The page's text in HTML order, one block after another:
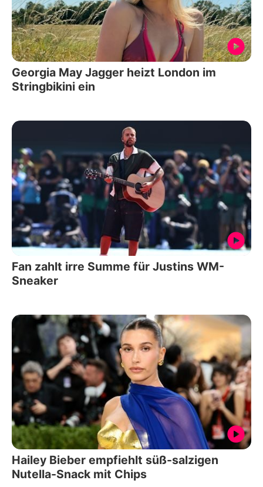
Georgia May Jagger heizt London im
Stringbikini ein
Fan zahlt irre Summe für Justins WM-
Sneaker
Hailey Bieber empfiehlt süß-salzigen
Nutella-Snack mit Chips